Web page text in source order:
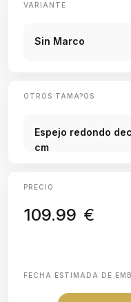
VARIANTE
Sin Marco
OTROS TAMA?OS
Espejo redondo
cm
PRECIO
109.99 €
FECHA ESTIMADA DE